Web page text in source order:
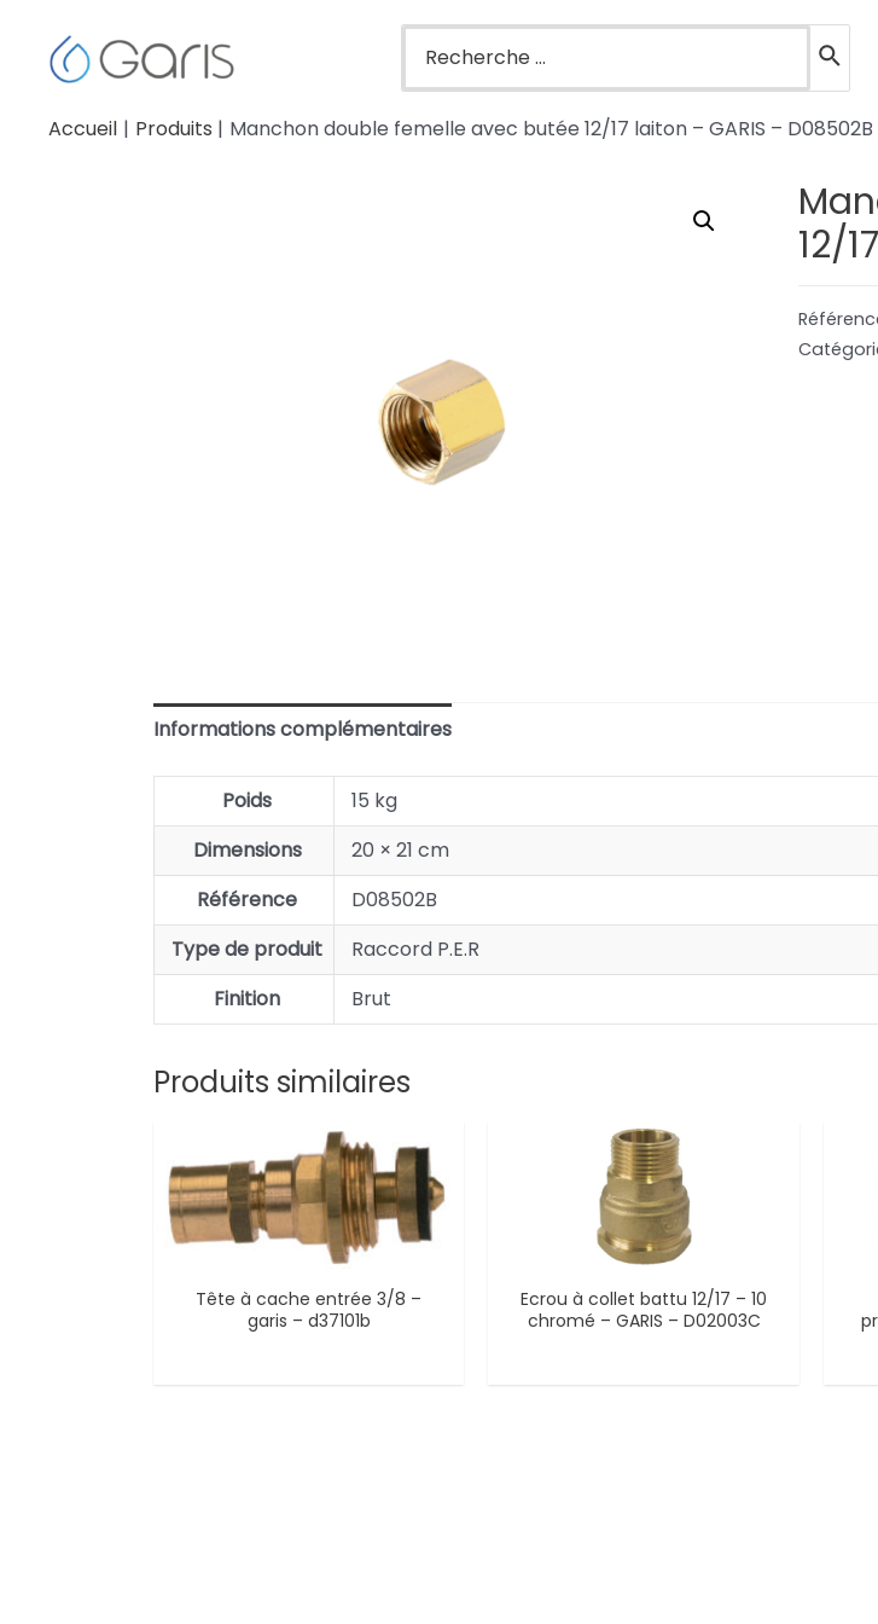
Accueil Produits Manchon double femelle avec butée 12/17 laiton – GARIS – D08502B
12/
Informations complémentaires
Poids
15 kg
Dimensions
20 × 21 cm
Référence
D08502B
Type de produit
Raccord P.E.R
Finition
Brut
Produits similaires
Tête à cache entrée 3/8 –
garis – d37101b
Ecrou à collet battu 12/17 – 10
chromé – GARIS – D02003C